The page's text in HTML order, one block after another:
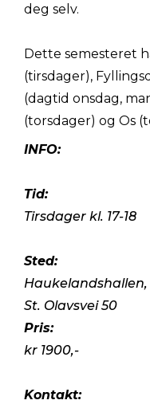
deg selv.
Dette semesteret
(tirsdager),
(dagtid onsdag,
(torsdager) og Os
INFO:
Tid:
Tirsdager kl. 17-18
Sted:
St. Olavsvei 50
Pris:
kr 1900,-
Kontakt: